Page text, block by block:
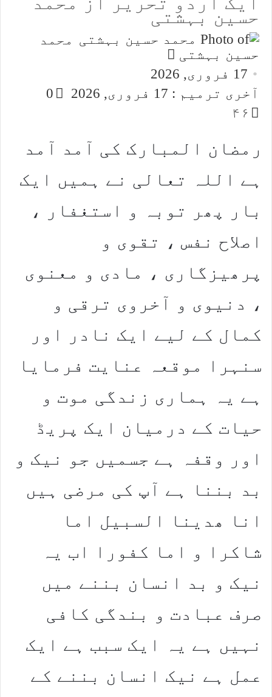
حسین بہشتی
محمد
حسین بہشتی
an
email
17 فروری, 2026
آخری ترمیم : 17 فروری, 2026
0
۴۶
رمضان المبارک کی آمد آمد
ہے اللہ تعالی نے ہمیں ایک
بار پھر توبہ و استغفار ،
اصلاح نفس ، تقوی و
پرھیزگاری ، مادی و معنوی
، دنیوی و آخروی ترقی و
کمال کے لیے ایک نادر اور
سنہرا موقعہ عنایت فرمایا
ہے یہ ہماری زندگی موت و
حیات کے درمیان ایک پریڈ
اور وقفہ ہے جسمیں جو نیک و
بد بننا ہے آپ کی مرضی ہیں
انا ھدینا السبیل اما
شاکرا و اما کفورا اب یہ
نیک و بد انسان بننے میں
صرف عبادت و بندگی کافی
نہیں ہے یہ ایک سبب ہے ایک
عمل ہے نیک انسان بننے کے